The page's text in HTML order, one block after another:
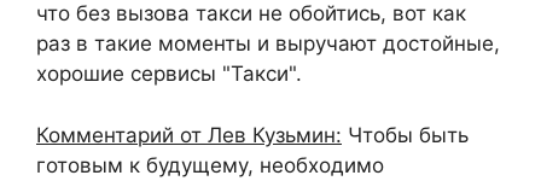
что без вызова такси не обойтись, вот как
раз в такие моменты и выручают достойные,
хорошие сервисы "Такси".
Комментарий от Лев Кузьмин: Чтобы быть
готовым к будущему, необходимо